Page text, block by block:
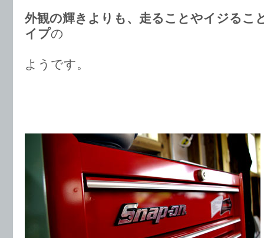
外観の輝きよりも、走ることやイジるこ
イプの
ようです。